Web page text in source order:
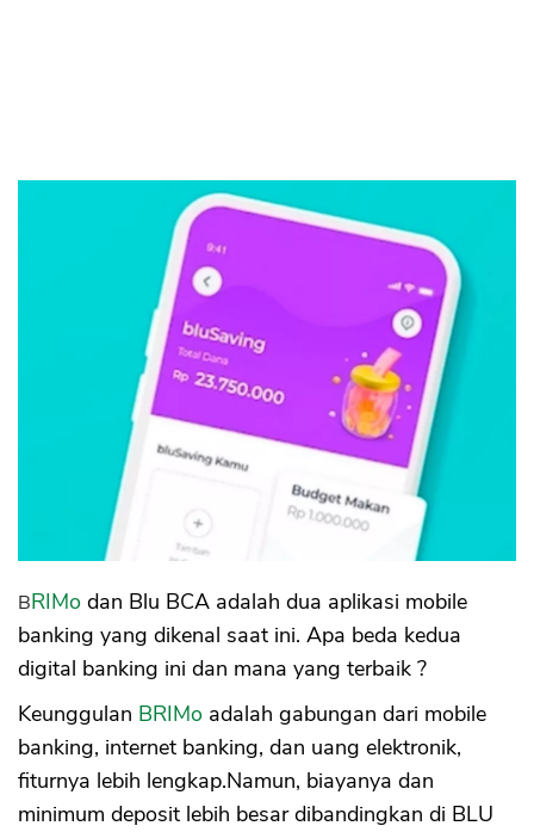
Asuransi Jiwa
Asuransi Kesehatan
Asuransi Syariah
BRIMo dan Blu BCA adalah dua aplikasi mobile
banking yang dikenal saat ini. Apa beda kedua
digital banking ini dan mana yang terbaik ?
Keunggulan BRIMo adalah gabungan dari mobile
banking, internet banking, dan uang elektronik,
fiturnya lebih lengkap.Namun, biayanya dan
minimum deposit lebih besar dibandingkan di BLU